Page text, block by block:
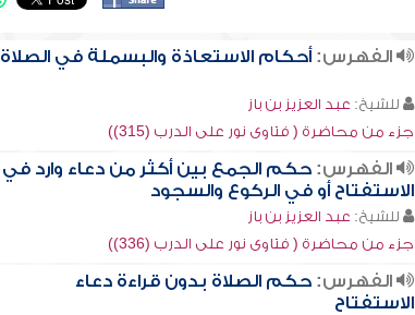
الفهرس: أحكام الاستعاذة والبسملة في الصلاة
للشيخ: عبد العزيز بن باز
جزء من محاضرة ( فتاوى نور على الدرب (315))
الفهرس: حكم الجمع بين أكثر من دعاء وارد في
الاستفتاح أو في الركوع والسجود
للشيخ: عبد العزيز بن باز
جزء من محاضرة ( فتاوى نور على الدرب (336))
الفهرس: حكم الصلاة بدون قراءة دعاء
الاستفتاح